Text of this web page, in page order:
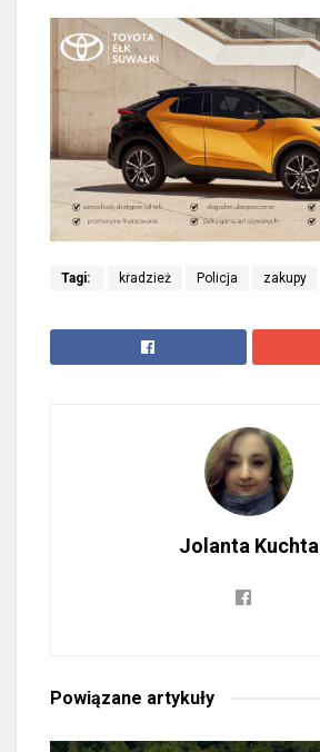
Tagi: kradzież Policja zakupy
Jolanta Kuchta
Powiązane artykuły